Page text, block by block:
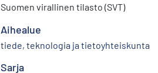
Suomen virallinen tilasto (SVT)
Aihealue
tiede, teknologia ja tietoyhteiskunta
Sarja